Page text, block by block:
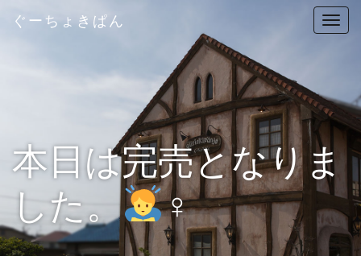
T
l
e
a
v
g
a
t
ぐーちょきぱん
本日は完売となりま
した。
‍♀️